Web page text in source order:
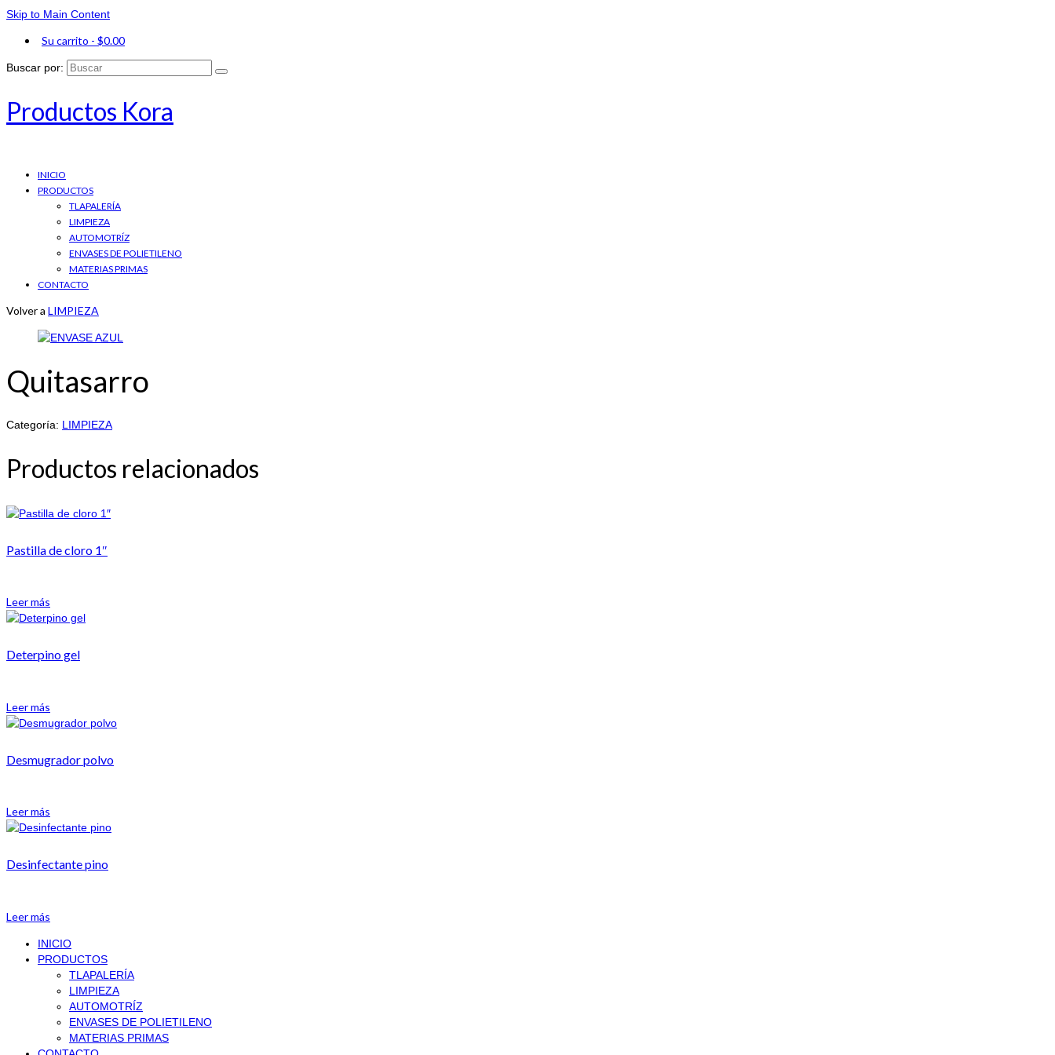
Skip to Main Content
Su carrito - $0.00
Buscar por:
Productos Kora
INICIO
PRODUCTOS
TLAPALERÍA
LIMPIEZA
AUTOMOTRÍZ
ENVASES DE POLIETILENO
MATERIAS PRIMAS
CONTACTO
Volver a LIMPIEZA
Quitasarro
Categoría: LIMPIEZA
Productos relacionados
Pastilla de cloro 1″
Leer más
Deterpino gel
Leer más
Desmugrador polvo
Leer más
Desinfectante pino
Leer más
INICIO
PRODUCTOS
TLAPALERÍA
LIMPIEZA
AUTOMOTRÍZ
ENVASES DE POLIETILENO
MATERIAS PRIMAS